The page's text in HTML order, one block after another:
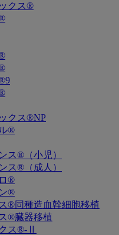
クス®
クス®NP
®
ス®（小児）
ス®（成人）
®
®
®同種造血幹細胞移植
®臓器移植
ス®-Ⅱ